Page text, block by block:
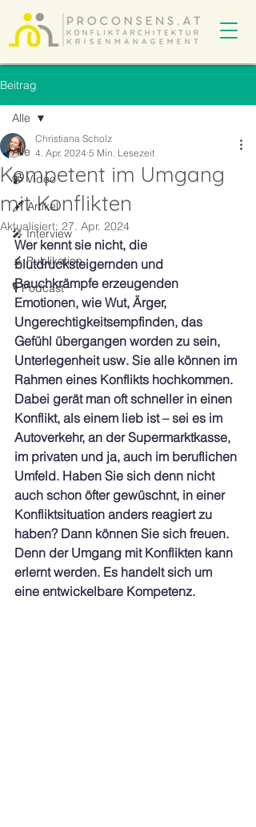
Beitrag
Alle
📹 Video
🖋️ Artikel
🎤 Interview
🔬 Publikation
🎙️ Podcast
Alle
Kompetent im Umgang
mit Konflikten
Christiana Scholz
4. Apr. 2024 5 Min. Lesezeit
Aktualisiert: 27. Apr. 2024
Wer kennt sie nicht, die
blutdrucksteigernden und
Bauchkrämpfe erzeugenden
Emotionen, wie Wut, Ärger,
Ungerechtigkeitsempfinden, das
Gefühl übergangen worden zu sein,
Unterlegenheit usw. Sie alle können im
Rahmen eines Konflikts hochkommen.
Dabei gerät man oft schneller in einen
Konflikt, als einem lieb ist – sei es im
Autoverkehr, an der Supermarktkasse,
im privaten und ja, auch im beruflichen
Umfeld. Haben Sie sich denn nicht
auch schon öfter gewüschnt, in einer
Konfliktsituation anders reagiert zu
haben? Dann können Sie sich freuen.
Denn der Umgang mit Konflikten kann
erlernt werden. Es handelt sich um
eine entwickelbare Kompetenz.